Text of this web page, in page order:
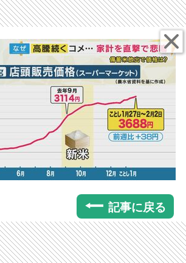
記事に戻る